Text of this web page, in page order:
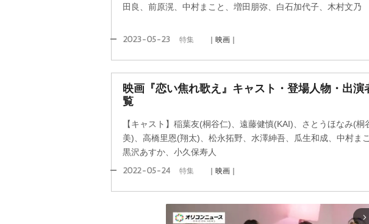
田良、前原滉、中村まこと、増田朋弥、白石加代子、木村文乃
2023-05-23 特集 ｜映画｜
映画『恋い焦れ歌え』キャスト・登場人物・出演
覧
【キャスト】稲葉友(桐谷仁)、遠藤健慎(KAI)、さとうほなみ(桐
美)、高橋里恩(翔太)、松永拓野、水澤紳吾、瓜生和成、中村まこ
黒沢あすか、小久保寿人
2022-05-24 特集 ｜映画｜
arrow_forward_ios